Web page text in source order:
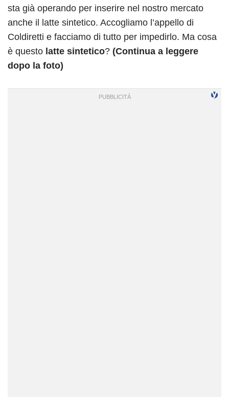
sta già operando per inserire nel nostro mercato
anche il latte sintetico. Accogliamo l’appello di
Coldiretti e facciamo di tutto per impedirlo. Ma cosa
è questo latte sintetico? (Continua a leggere
dopo la foto)